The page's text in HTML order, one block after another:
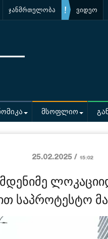
ჯანმრთელობა ვიდეო
მსოფლიო
25.02.2025 / 15:02
საპროტესტო